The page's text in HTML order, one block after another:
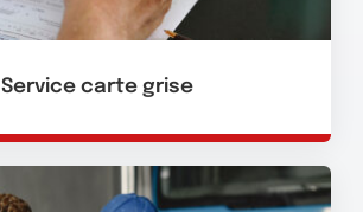
Service carte grise